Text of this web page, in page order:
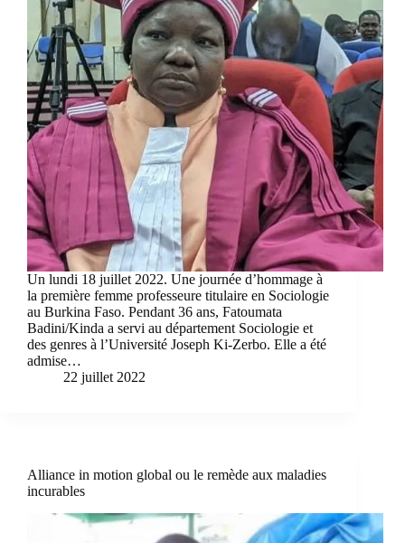
Un lundi 18 juillet 2022. Une journée d’hommage à
la première femme professeure titulaire en Sociologie
au Burkina Faso. Pendant 36 ans, Fatoumata
Badini/Kinda a servi au département Sociologie et
des genres à l’Université Joseph Ki-Zerbo. Elle a été
admise…
22 juillet 2022
Alliance in motion global ou le remède aux maladies
incurables